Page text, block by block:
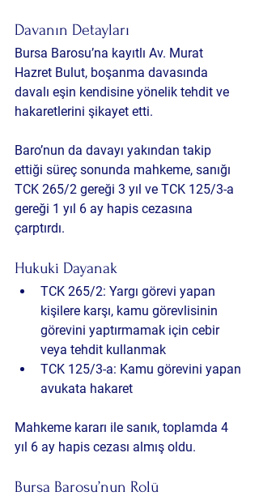
Davanın Detayları
Bursa Barosu’na kayıtlı Av. Murat
Hazret Bulut, boşanma davasında
davalı eşin kendisine yönelik tehdit ve
hakaretlerini şikayet etti.
Baro’nun da davayı yakından takip
ettiği süreç sonunda mahkeme, sanığı
TCK 265/2 gereği 3 yıl ve TCK 125/3-a
gereği 1 yıl 6 ay hapis cezasına
çarptırdı.
Hukuki Dayanak
TCK 265/2: Yargı görevi yapan
kişilere karşı, kamu görevlisinin
görevini yaptırmamak için cebir
veya tehdit kullanmak
TCK 125/3-a: Kamu görevini yapan
avukata hakaret
Mahkeme kararı ile sanık, toplamda 4
yıl 6 ay hapis cezası almış oldu.
Bursa Barosu’nun Rolü